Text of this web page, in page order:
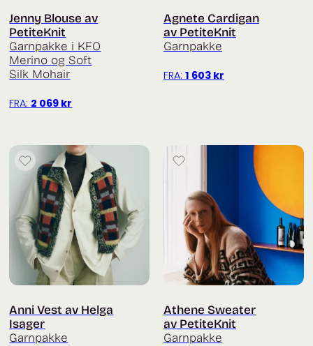
Jenny Blouse av
PetiteKnit
Garnpakke i KFO
Merino og Soft
Silk Mohair
FRA: 2 069 kr
Agnete Cardigan
av PetiteKnit
Garnpakke
FRA: 1 603 kr
Anni Vest av Helga
Isager
Garnpakke
Athene Sweater
av PetiteKnit
Garnpakke